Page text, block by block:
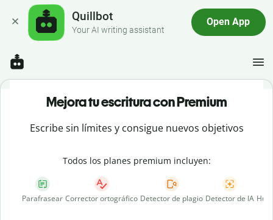
Quillbot
Your AI writing assistant
Open App
Mejora tu escritura con Premium
Escribe sin límites y consigue nuevos objetivos
Todos los planes premium incluyen:
Parafrasear Corrector ortográfico Detector de plagio Detector de IA